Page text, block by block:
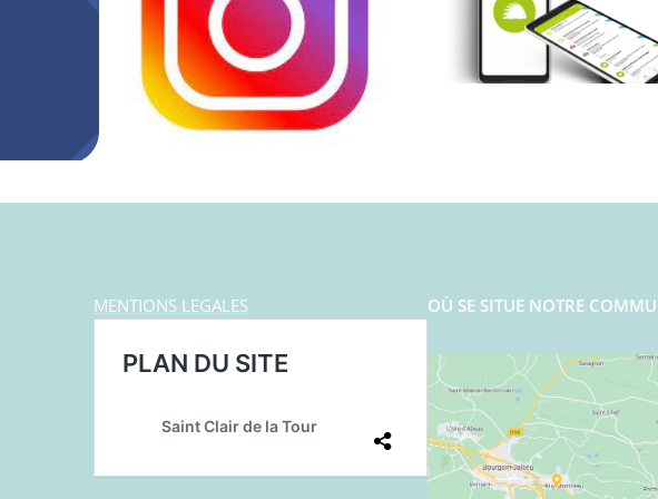
MENTIONS LEGALES OÙ SE SITUE NOTRE